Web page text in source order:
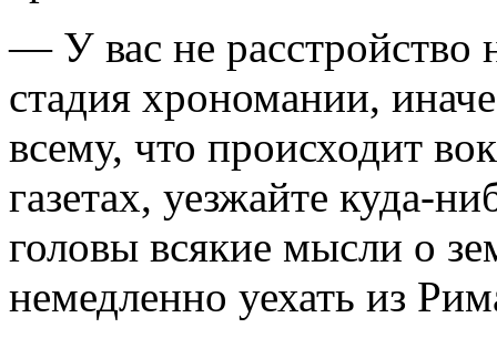
— У вас не расстройство
стадия хрономании,
всему, что происходит
газетах, уезжайте куда-
головы всякие мысли о
немедленно уехать из